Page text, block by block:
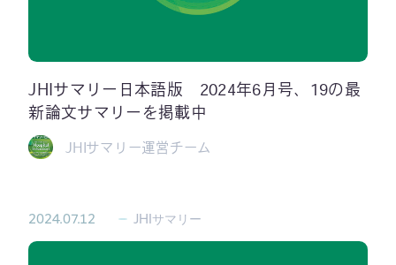
JHIサマリー日本語版 2024年6月号、19の最
新論文サマリーを掲載中
JHIサマリー運営チーム
2024.07.12 JHIサマリー